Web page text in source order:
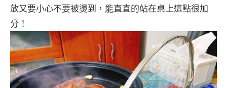
放又要小心不要被燙到，能直直的站在桌上這點很加
分！